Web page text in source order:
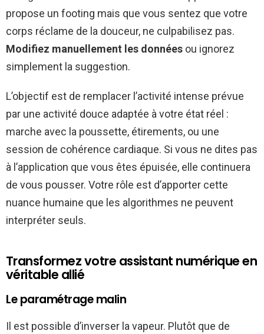
propose un footing mais que vous sentez que votre
corps réclame de la douceur, ne culpabilisez pas.
Modifiez manuellement les données ou ignorez
simplement la suggestion.
L’objectif est de remplacer l’activité intense prévue
par une activité douce adaptée à votre état réel :
marche avec la poussette, étirements, ou une
session de cohérence cardiaque. Si vous ne dites pas
à l’application que vous êtes épuisée, elle continuera
de vous pousser. Votre rôle est d’apporter cette
nuance humaine que les algorithmes ne peuvent
interpréter seuls.
Transformez votre assistant numérique en
véritable allié
Le paramétrage malin
Il est possible d’inverser la vapeur. Plutôt que de